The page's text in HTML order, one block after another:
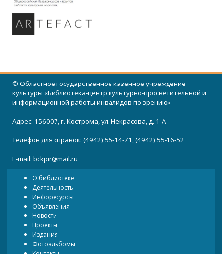
© Областное государственное казенное учреждение
культуры «Библиотека-центр культурно-просветительной и
информационной работы инвалидов по зрению»
Адрес: 156007, г. Кострома, ул. Некрасова, д. 1-А
Телефон для справок: (4942) 55-14-71, (4942) 55-16-52
E-mail: bckpir@mail.ru
О библиотеке
Деятельность
Инфоресурсы
Объявления
Новости
Проекты
Издания
Фотоальбомы